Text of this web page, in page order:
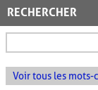
RECHERCHER
Voir tous les mots-